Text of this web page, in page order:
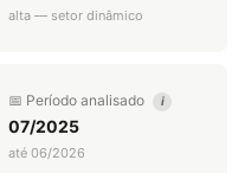
alta — setor dinâmico
📅 Período analisado i
07/2025
até 06/2026